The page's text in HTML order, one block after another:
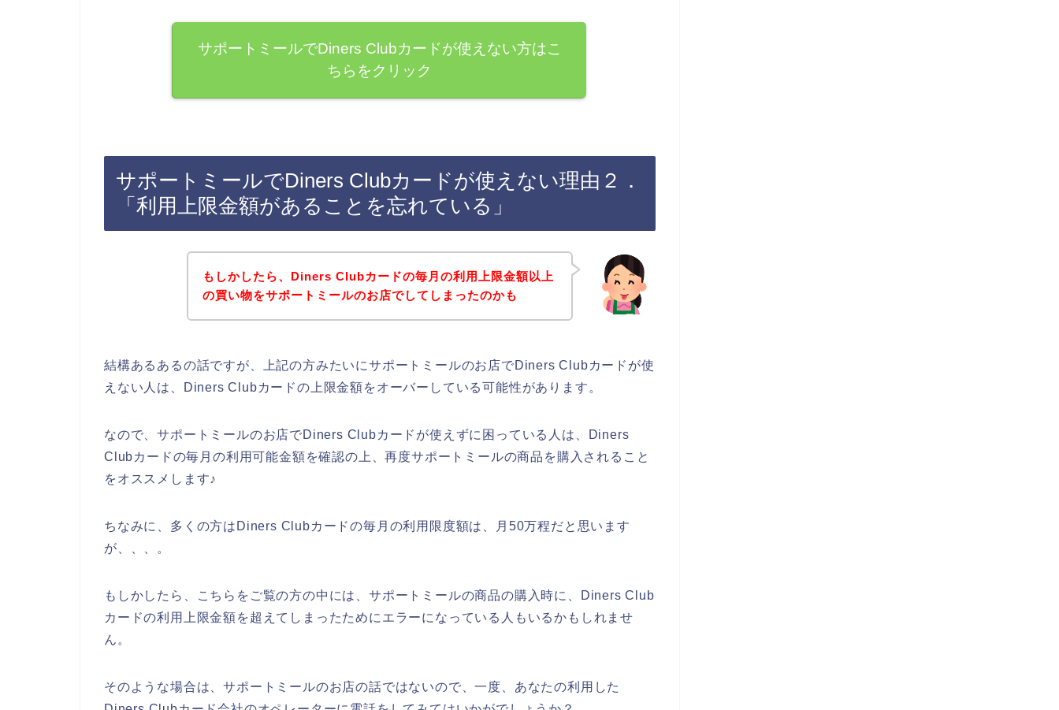
サポートミールでDiners Clubカードが使えない方はこ
ちらをクリック
サポートミールでDiners Clubカードが使えない理由２．
「利用上限金額があることを忘れている」
もしかしたら、Diners Clubカードの毎月の利用上限金額以上
の買い物をサポートミールのお店でしてしまったのかも
結構あるあるの話ですが、上記の方みたいにサポートミールのお店でDiners Clubカードが使
えない人は、Diners Clubカードの上限金額をオーバーしている可能性があります。
なので、サポートミールのお店でDiners Clubカードが使えずに困っている人は、Diners
Clubカードの毎月の利用可能金額を確認の上、再度サポートミールの商品を購入されること
をオススメします♪
ちなみに、多くの方はDiners Clubカードの毎月の利用限度額は、月50万程だと思います
が、、、。
もしかしたら、こちらをご覧の方の中には、サポートミールの商品の購入時に、Diners Club
カードの利用上限金額を超えてしまったためにエラーになっている人もいるかもしれませ
ん。
そのような場合は、サポートミールのお店の話ではないので、一度、あなたの利用した